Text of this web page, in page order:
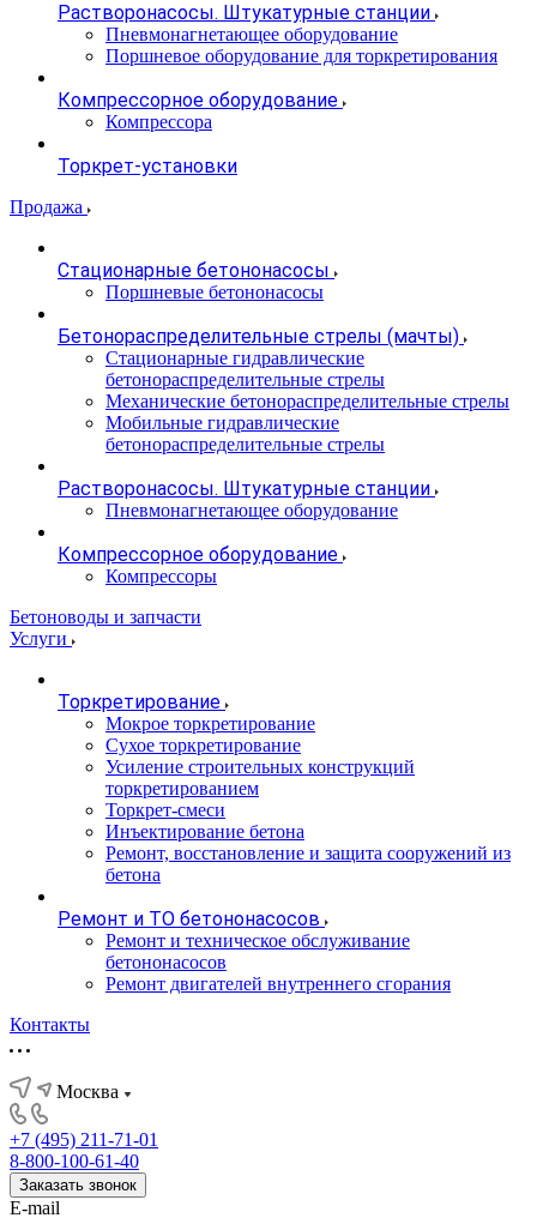
Растворонасосы. Штукатурные станции
Пневмонагнетающее оборудование
Поршневое оборудование для торкретирования
Компрессорное оборудование
Компрессора
Торкрет-установки
Продажа
Стационарные бетононасосы
Поршневые бетононасосы
Бетонораспределительные стрелы (мачты)
Стационарные гидравлические
бетонораспределительные стрелы
Механические бетонораспределительные стрелы
Мобильные гидравлические
бетонораспределительные стрелы
Растворонасосы. Штукатурные станции
Пневмонагнетающее оборудование
Компрессорное оборудование
Компрессоры
Бетоноводы и запчасти
Услуги
Торкретирование
Мокрое торкретирование
Сухое торкретирование
Усиление строительных конструкций
торкретированием
Торкрет-смеси
Инъектирование бетона
Ремонт, восстановление и защита сооружений из
бетона
Ремонт и ТО бетононасосов
Ремонт и техническое обслуживание
бетононасосов
Ремонт двигателей внутреннего сгорания
Контакты
Москва
+7 (495) 211-71-01
8-800-100-61-40
Заказать звонок
E-mail